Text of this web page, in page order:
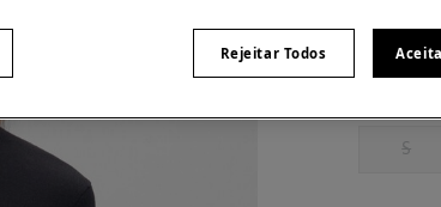
S
Rejeitar Todos